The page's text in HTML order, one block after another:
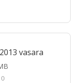
vasara